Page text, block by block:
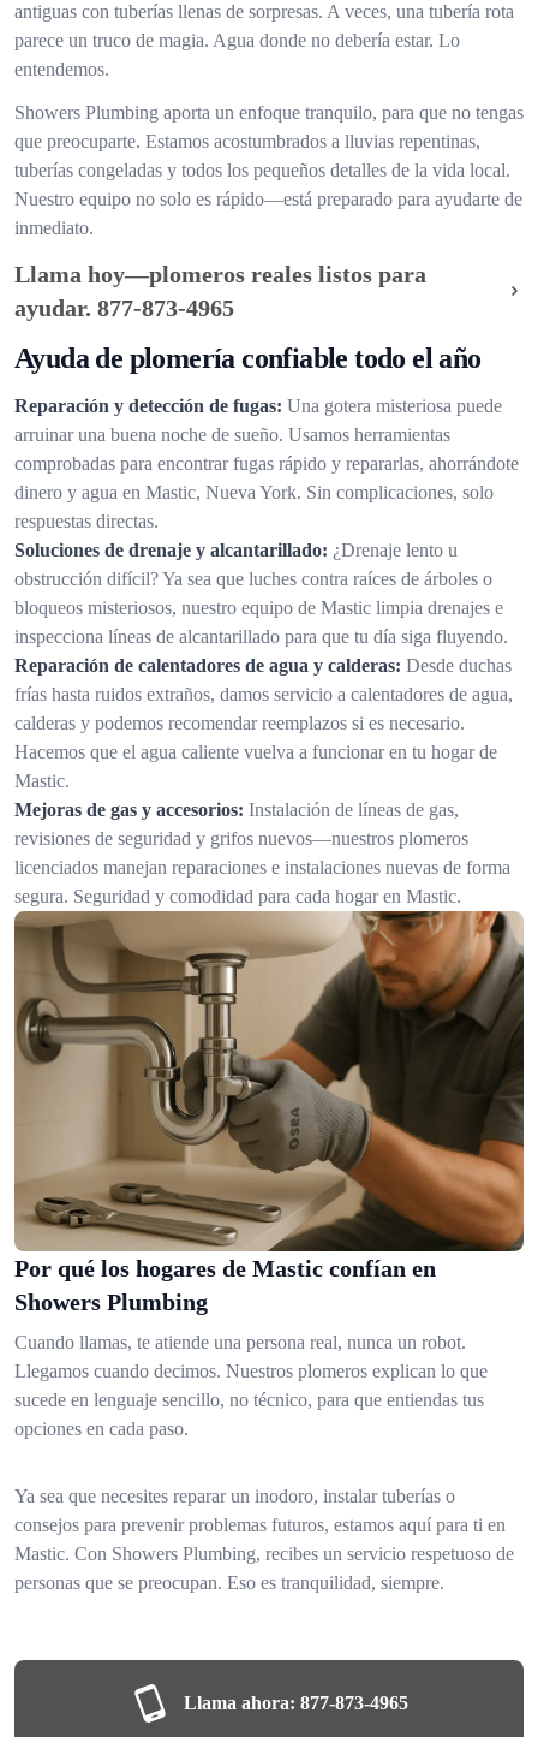
antiguas con tuberías llenas de sorpresas. A veces, una tubería rota
parece un truco de magia. Agua donde no debería estar. Lo
entendemos.
Showers Plumbing aporta un enfoque tranquilo, para que no tengas
que preocuparte. Estamos acostumbrados a lluvias repentinas,
tuberías congeladas y todos los pequeños detalles de la vida local.
Nuestro equipo no solo es rápido—está preparado para ayudarte de
inmediato.
Llama hoy—plomeros reales listos para
ayudar. 877-873-4965
Ayuda de plomería confiable todo el año
Reparación y detección de fugas: Una gotera misteriosa puede
arruinar una buena noche de sueño. Usamos herramientas
comprobadas para encontrar fugas rápido y repararlas, ahorrándote
dinero y agua en Mastic, Nueva York. Sin complicaciones, solo
respuestas directas.
Soluciones de drenaje y alcantarillado: ¿Drenaje lento u
obstrucción difícil? Ya sea que luches contra raíces de árboles o
bloqueos misteriosos, nuestro equipo de Mastic limpia drenajes e
inspecciona líneas de alcantarillado para que tu día siga fluyendo.
Reparación de calentadores de agua y calderas: Desde duchas
frías hasta ruidos extraños, damos servicio a calentadores de agua,
calderas y podemos recomendar reemplazos si es necesario.
Hacemos que el agua caliente vuelva a funcionar en tu hogar de
Mastic.
Mejoras de gas y accesorios: Instalación de líneas de gas,
revisiones de seguridad y grifos nuevos—nuestros plomeros
licenciados manejan reparaciones e instalaciones nuevas de forma
segura. Seguridad y comodidad para cada hogar en Mastic.
Por qué los hogares de Mastic confían en
Showers Plumbing
Cuando llamas, te atiende una persona real, nunca un robot.
Llegamos cuando decimos. Nuestros plomeros explican lo que
sucede en lenguaje sencillo, no técnico, para que entiendas tus
opciones en cada paso.
Ya sea que necesites reparar un inodoro, instalar tuberías o
consejos para prevenir problemas futuros, estamos aquí para ti en
Mastic. Con Showers Plumbing, recibes un servicio respetuoso de
personas que se preocupan. Eso es tranquilidad, siempre.
Llama ahora: 877-873-4965